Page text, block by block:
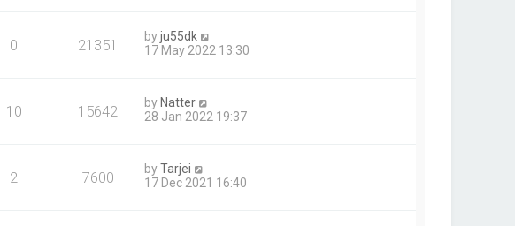
0 21351 byju55dk
17 May 2022 13:30
10 15642 by Natter
28 Jan 2022 19:37
2 7600 byTarjei
17 Dec 2021 16:40